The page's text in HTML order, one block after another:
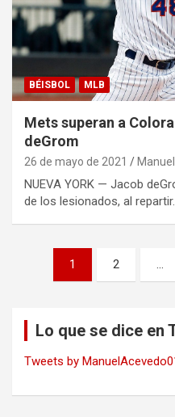
BÉISBOL MLB
Mets superan a
deGrom
26 de mayo de 2021
NUEVA YORK — Jacob
de los lesionados, al
Navegación
1 2 …
Lo que se dice en
Tweets by